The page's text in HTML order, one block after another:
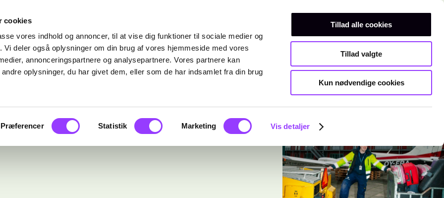
cookies
vores indhold og annoncer, til at vise dig funktioner til sociale medier og
deler også oplysninger om din brug af vores hjemmeside med vores
annonceringspartnere og analysepartnere. Vores partnere kan
oplysninger, du har givet dem, eller som de har indsamlet fra din brug
Præferencer Statistik Marketing Vis detaljer
Tillad alle cookies
Tillad valgte
Kun nødvendige cookies
Teknisk gymnasiumKurser